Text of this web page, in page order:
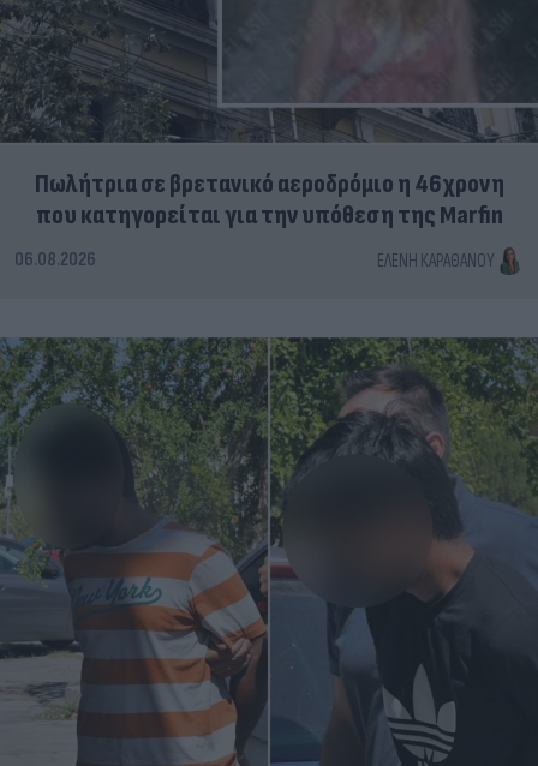
Πωλήτρια σε βρετανικό αεροδρόμιο η 46χρονη
που κατηγορείται για την υπόθεση της Marfin
06.08.2026 ΕΛΈΝΗ ΚΑΡΑΘΆΝΟΥ